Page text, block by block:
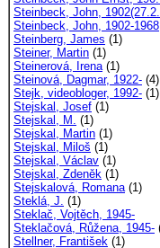
Steinbeck, John,
Steinbeck, John, 1902-1968
Steinberg, James (1)
Steiner, Martin (1)
Steinerová, Irena(1)
Steinová, Dagmar, 1922- (4)
Stejk, videobloger, 1992- (1)
Stejskal, Josef (1)
Stejskal, M. (1)
Stejskal, Martin (1)
Stejskal, Miloš (1)
Stejskal, Václav (1)
Stejskal, Zdeněk (1)
Stejskalová, Romana(1)
Steklá, J. (1)
Steklač, Vojtěch, 1945-
Steklačová, Růžena, 1945-
Stellner, František (1)